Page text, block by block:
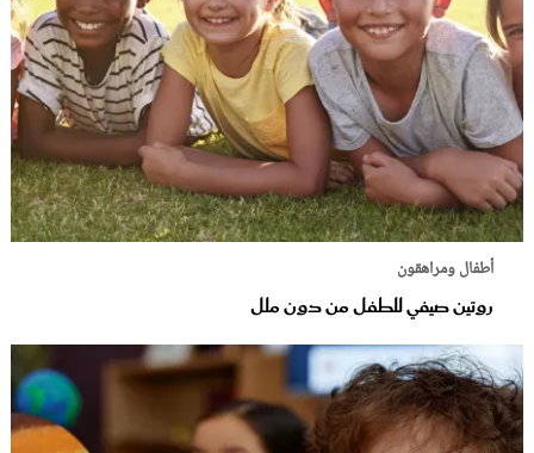
أطفال ومراهقون
روتين صيفي للطفل من دون ملل